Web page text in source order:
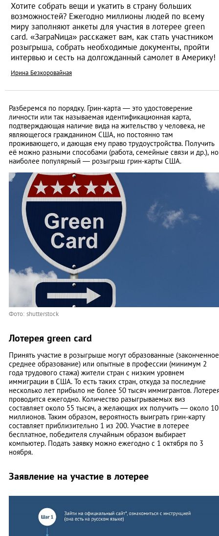
Хотите собрать вещи и укатить в страну больших
возможностей? Ежегодно миллионы людей по всему
миру заполняют анкеты для участия в лотерее green
card. «ЗаграNица» расскажет вам, как стать участником
розыгрыша, собрать необходимые документы, пройти
интервью и сесть на долгожданный самолет в Америку!
Ирина Безкоровайная
Разберемся по порядку. Грин-карта — это удостоверение
личности или так называемая идентификационная карта,
подтверждающая наличие вида на жительство у человека, не
являющегося гражданином США, но постоянно там
проживающего, и дающая ему право трудоустройства. Получить
её можно разными способами (работа, семейные связи и др.), но
наиболее популярный — розыгрыш грин-карты США.
Фото: shutterstock
Лотерея green card
Принять участие в розыгрыше могут образованные (законченное
среднее образование) или опытные в профессии (минимум 2
года трудового стажа) жители стран с низким уровнем
иммиграции в США. То есть таких стран, откуда за последние
несколько лет прибыло не более 50 тысяч иммигрантов.
проводится ежегодно. Количество разыгрываемых виз
составляет около 55 тысяч, а желающих их получить — около 10
миллионов. Таким образом, вероятность выиграть грин-карту
составляет приблизительно 1 из 200. Участие в лотерее
бесплатное, победителя случайным образом выбирает
компьютер. Подать заявку можно ежегодно с 1 октября по 3
ноября.
Заявление на участие в лотерее